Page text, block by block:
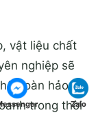
vật liệu chất
nghiệp sẽ
hoàn hảo,
trong thời
Zalo